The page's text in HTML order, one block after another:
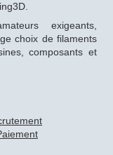
exigeants,
choix de filaments
composants et